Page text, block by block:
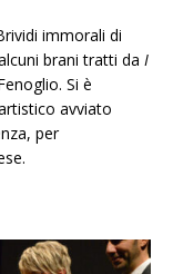
immorali di
brani tratti da I
Si è
avviato
per